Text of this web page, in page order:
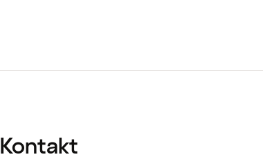
Kontakt